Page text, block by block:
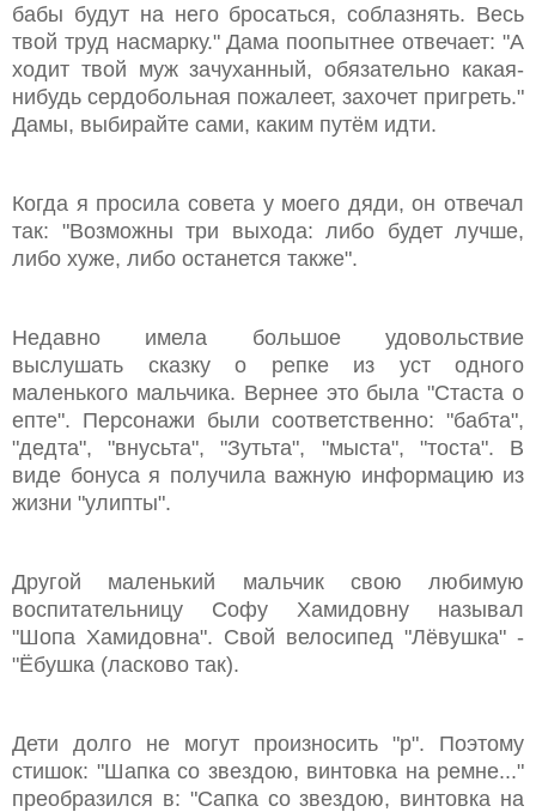
бабы будут на него бросаться, соблазнять. Весь
твой труд насмарку." Дама поопытнее отвечает: "А
ходит твой муж зачуханный, обязательно какая-
нибудь сердобольная пожалеет, захочет пригреть."
Дамы, выбирайте сами, каким путём идти.
Когда я просила совета у моего дяди, он отвечал
так: "Возможны три выхода: либо будет лучше,
либо хуже, либо останется также".
Недавно имела большое удовольствие
выслушать сказку о репке из уст одного
маленького мальчика. Вернее это была "Стаста о
епте". Персонажи были соответственно: "бабта",
"дедта", "внусьта", "Зутьта", "мыста", "тоста". В
виде бонуса я получила важную информацию из
жизни "улипты".
Другой маленький мальчик свою любимую
воспитательницу Софу Хамидовну называл
"Шопа Хамидовна". Свой велосипед "Лёвушка" -
"Ёбушка (ласково так).
Дети долго не могут произносить "р". Поэтому
стишок: "Шапка со звездою, винтовка на ремне..."
преобразился в: "Сапка со звездою, винтовка на